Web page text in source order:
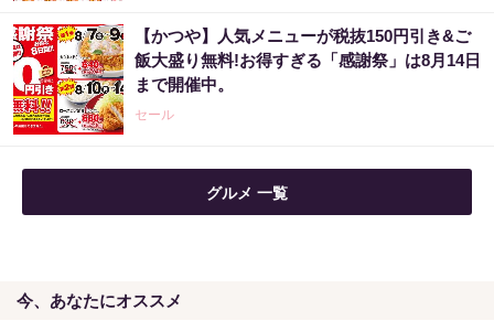
【かつや】人気メニューが税抜150円引き&ご
飯大盛り無料!お得すぎる「感謝祭」は8月14日
まで開催中。
セール
グルメ 一覧
今、あなたにオススメ